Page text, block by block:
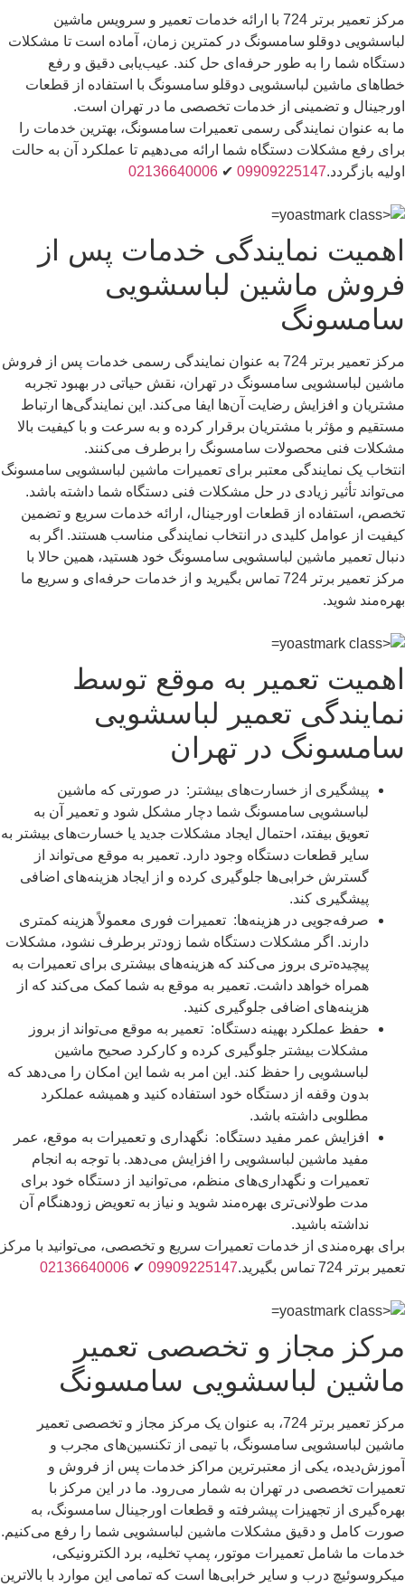
مرکز تعمیر برتر 724 با ارائه خدمات تعمیر و سرویس ماشین
لباسشویی دوقلو سامسونگ در کمترین زمان، آماده است تا مشکلات
دستگاه شما را به طور حرفه‌ای حل کند. عیب‌یابی دقیق و رفع
خطاهای ماشین لباسشویی دوقلو سامسونگ با استفاده از قطعات
اورجینال و تضمینی از خدمات تخصصی ما در تهران است.
ما به عنوان نمایندگی رسمی تعمیرات سامسونگ، بهترین خدمات را
برای رفع مشکلات دستگاه شما ارائه می‌دهیم تا عملکرد آن به حالت
اولیه بازگردد.09909225147
✔
02136640006
اهمیت نمایندگی خدمات پس از
فروش ماشین لباسشویی
سامسونگ
مرکز تعمیر برتر 724 به عنوان نمایندگی رسمی خدمات پس از فروش
ماشین لباسشویی سامسونگ در تهران، نقش حیاتی در بهبود تجربه
مشتریان و افزایش رضایت آن‌ها ایفا می‌کند. این نمایندگی‌ها ارتباط
مستقیم و مؤثر با مشتریان برقرار کرده و به سرعت و با کیفیت بالا
مشکلات فنی محصولات سامسونگ را برطرف می‌کنند.
انتخاب یک نمایندگی معتبر برای تعمیرات ماشین لباسشویی سامسونگ
می‌تواند تأثیر زیادی در حل مشکلات فنی دستگاه شما داشته باشد.
تخصص، استفاده از قطعات اورجینال، ارائه خدمات سریع و تضمین
کیفیت از عوامل کلیدی در انتخاب نمایندگی مناسب هستند. اگر به
دنبال تعمیر ماشین لباسشویی سامسونگ خود هستید، همین حالا با
مرکز تعمیر برتر 724 تماس بگیرید و از خدمات حرفه‌ای و سریع ما
بهره‌مند شوید.
اهمیت تعمیر به موقع توسط
نمایندگی تعمیر لباسشویی
سامسونگ در تهران
پیشگیری از خسارت‌های بیشتر: در صورتی که ماشین
لباسشویی سامسونگ شما دچار مشکل شود و تعمیر آن به
تعویق بیفتد، احتمال ایجاد مشکلات جدید یا خسارت‌های بیشتر به
سایر قطعات دستگاه وجود دارد. تعمیر به موقع می‌تواند از
گسترش خرابی‌ها جلوگیری کرده و از ایجاد هزینه‌های اضافی
پیشگیری کند.
صرفه‌جویی در هزینه‌ها: تعمیرات فوری معمولاً هزینه کمتری
دارند. اگر مشکلات دستگاه شما زودتر برطرف نشود، مشکلات
پیچیده‌تری بروز می‌کند که هزینه‌های بیشتری برای تعمیرات به
همراه خواهد داشت. تعمیر به موقع به شما کمک می‌کند که از
هزینه‌های اضافی جلوگیری کنید.
حفظ عملکرد بهینه دستگاه: تعمیر به موقع می‌تواند از بروز
مشکلات بیشتر جلوگیری کرده و کارکرد صحیح ماشین
لباسشویی را حفظ کند. این امر به شما این امکان را می‌دهد که
بدون وقفه از دستگاه خود استفاده کنید و همیشه عملکرد
مطلوبی داشته باشد.
افزایش عمر مفید دستگاه: نگهداری و تعمیرات به موقع، عمر
مفید ماشین لباسشویی را افزایش می‌دهد. با توجه به انجام
تعمیرات و نگهداری‌های منظم، می‌توانید از دستگاه خود برای
مدت طولانی‌تری بهره‌مند شوید و نیاز به تعویض زودهنگام آن
نداشته باشید.
برای بهره‌مندی از خدمات تعمیرات سریع و تخصصی، می‌توانید با مرکز
تعمیر برتر 724 تماس بگیرید.
09909225147
✔
02136640006
مرکز مجاز و تخصصی تعمیر
ماشین لباسشویی سامسونگ
مرکز تعمیر برتر 724، به عنوان یک مرکز مجاز و تخصصی تعمیر
ماشین لباسشویی سامسونگ، با تیمی از تکنسین‌های مجرب و
آموزش‌دیده، یکی از معتبرترین مراکز خدمات پس از فروش و
تعمیرات تخصصی در تهران به شمار می‌رود. ما در این مرکز با
بهره‌گیری از تجهیزات پیشرفته و قطعات اورجینال سامسونگ، به
صورت کامل و دقیق مشکلات ماشین لباسشویی شما را رفع می‌کنیم.
خدمات ما شامل تعمیرات موتور، پمپ تخلیه، برد الکترونیکی،
میکروسوئیچ درب و سایر خرابی‌ها است که تمامی این موارد با بالاترین